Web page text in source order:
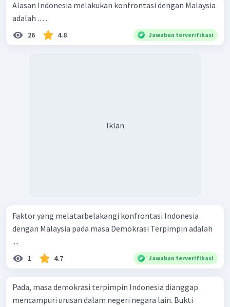
Alasan Indonesia melakukan konfrontasi dengan Malaysia
adalah .…
26 4.8 Jawaban terverifikasi
Iklan
Faktor yang melatarbelakangi konfrontasi Indonesia
dengan Malaysia pada masa Demokrasi Terpimpin adalah
....
1 4.7 Jawaban terverifikasi
Pada, masa demokrasi terpimpin Indonesia dianggap
mencampuri urusan dalam negeri negara lain. Bukti